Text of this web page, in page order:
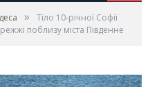
»
Тіло 10-річної Софії
поблизу міста Південне